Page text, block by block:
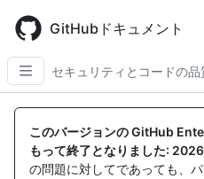
main
content
GitHubドキュメント
セキュリティとコードの品
このバージョンの GitHub
もって終了となりました:
の問題に対してであっても、